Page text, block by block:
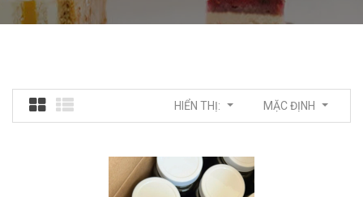
MẶC ĐỊNH
HIỂN THỊ: